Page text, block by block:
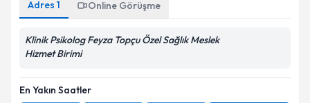
Adres 1 Online Görüşme
Klinik Psikolog Feyza Topçu Özel Sağlık Meslek
Hizmet Birimi
En Yakın Saatler